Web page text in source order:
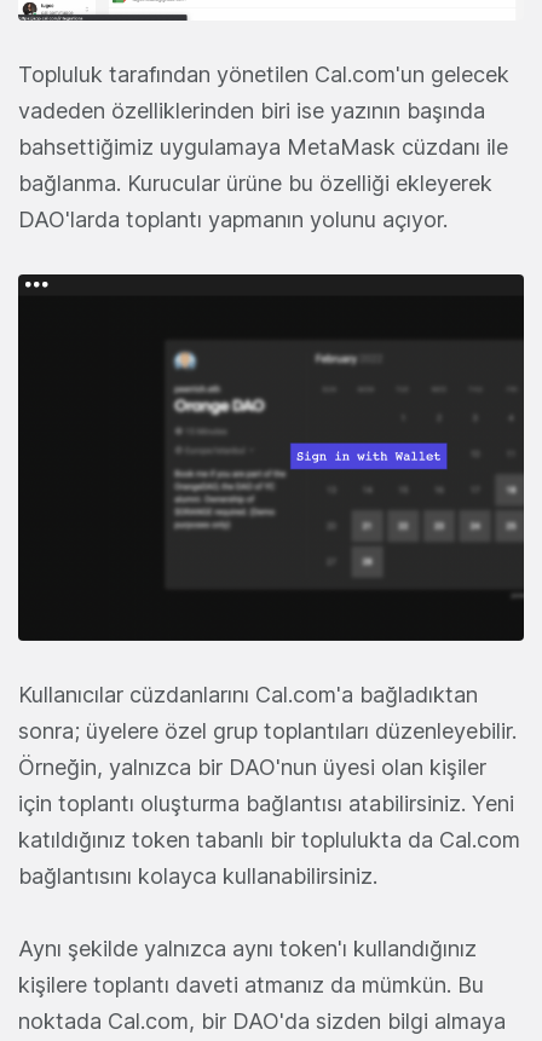
Topluluk tarafından yönetilen Cal.com'un gelecek
vadeden özelliklerinden biri ise yazının başında
bahsettiğimiz uygulamaya MetaMask cüzdanı ile
bağlanma. Kurucular ürüne bu özelliği ekleyerek
DAO'larda toplantı yapmanın yolunu açıyor.
Kullanıcılar cüzdanlarını Cal.com'a bağladıktan
sonra; üyelere özel grup toplantıları düzenleyebilir.
Örneğin, yalnızca bir DAO'nun üyesi olan kişiler
için toplantı oluşturma bağlantısı atabilirsiniz. Yeni
katıldığınız token tabanlı bir toplulukta da Cal.com
bağlantısını kolayca kullanabilirsiniz.
Aynı şekilde yalnızca aynı token'ı kullandığınız
kişilere toplantı daveti atmanız da mümkün. Bu
noktada Cal.com, bir DAO'da sizden bilgi almaya